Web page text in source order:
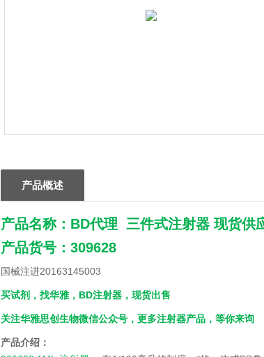
产品概述
产品名称：BD代理 三件式注射器 现货供
产品货号：309628
国械注进20163145003
买试剂，找华雅，BD注射器，现货出售
关注华雅思创生物微信公众号，更多注射器产品，等你来询
产品介绍：